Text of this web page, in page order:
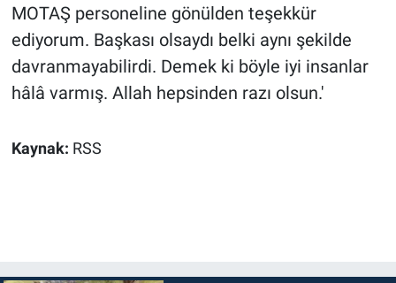
MOTAŞ personeline gönülden teşekkür
ediyorum. Başkası olsaydı belki aynı şekilde
davranmayabilirdi. Demek ki böyle iyi insanlar
hâlâ varmış. Allah hepsinden razı olsun.'
Kaynak: RSS